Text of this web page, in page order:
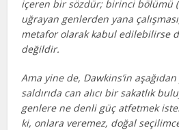
içeren bir sözdür; birinci bölümü
uğrayan genlerden yana
metafor olarak kabul edilebilirse
değildir.
Ama yine de, Dawkins’in
saldırıda can alıcı bir sakatlık
genlere ne denli güç atfetmek
ki, onlara veremez, doğal